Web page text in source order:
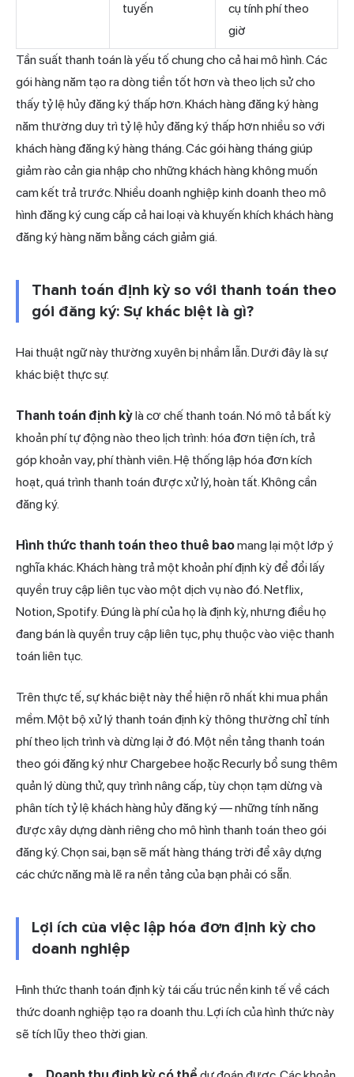
tuyến
cụ tính phí theo
giờ
Tần suất thanh toán là yếu tố chung cho cả hai mô hình. Các
gói hàng năm tạo ra dòng tiền tốt hơn và theo lịch sử cho
thấy tỷ lệ hủy đăng ký thấp hơn. Khách hàng đăng ký hàng
năm thường duy trì tỷ lệ hủy đăng ký thấp hơn nhiều so với
khách hàng đăng ký hàng tháng. Các gói hàng tháng giúp
giảm rào cản gia nhập cho những khách hàng không muốn
cam kết trả trước. Nhiều doanh nghiệp kinh doanh theo mô
hình đăng ký cung cấp cả hai loại và khuyến khích khách hàng
đăng ký hàng năm bằng cách giảm giá.
Thanh toán định kỳ so với thanh toán theo
gói đăng ký: Sự khác biệt là gì?
Hai thuật ngữ này thường xuyên bị nhầm lẫn. Dưới đây là sự
khác biệt thực sự.
Thanh toán định kỳlà cơ chế thanh toán. Nó mô tả bất kỳ
khoản phí tự động nào theo lịch trình: hóa đơn tiện ích, trả
góp khoản vay, phí thành viên. Hệ thống lập hóa đơn kích
hoạt, quá trình thanh toán được xử lý, hoàn tất. Không cần
đăng ký.
Hình thức thanh toán theo thuê baomang lại một lớp ý
nghĩa khác. Khách hàng trả một khoản phí định kỳ để đổi lấy
quyền truy cập liên tục vào một dịch vụ nào đó. Netflix,
Notion, Spotify. Đúng là phí của họ là định kỳ, nhưng điều họ
đang bán là quyền truy cập liên tục, phụ thuộc vào việc thanh
toán liên tục.
Trên thực tế, sự khác biệt này thể hiện rõ nhất khi mua phần
mềm. Một bộ xử lý thanh toán định kỳ thông thường chỉ tính
phí theo lịch trình và dừng lại ở đó. Một nền tảng thanh toán
theo gói đăng ký như Chargebee hoặc Recurly bổ sung thêm
quản lý dùng thử, quy trình nâng cấp, tùy chọn tạm dừng và
phân tích tỷ lệ khách hàng hủy đăng ký — những tính năng
được xây dựng dành riêng cho mô hình thanh toán theo gói
đăng ký. Chọn sai, bạn sẽ mất hàng tháng trời để xây dựng
các chức năng mà lẽ ra nền tảng của bạn phải có sẵn.
Lợi ích của việc lập hóa đơn định kỳ cho
doanh nghiệp
Hình thức thanh toán định kỳ tái cấu trúc nền kinh tế về cách
thức doanh nghiệp tạo ra doanh thu. Lợi ích của hình thức này
sẽ tích lũy theo thời gian.